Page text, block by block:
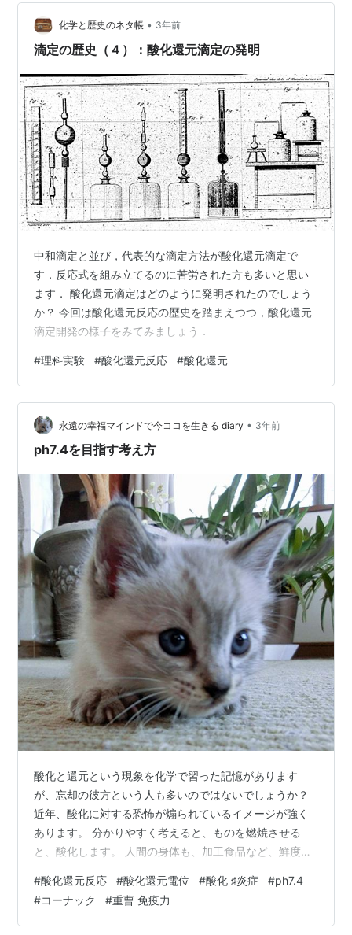
化学と歴史のネタ帳 • 3年前
滴定の歴史（４）：酸化還元滴定の発明
中和滴定と並び，代表的な滴定方法が酸化還元滴定で
す．反応式を組み立てるのに苦労された方も多いと思い
ます． 酸化還元滴定はどのように発明されたのでしょう
か？ 今回は酸化還元反応の歴史を踏まえつつ，酸化還元
滴定開発の様子をみてみましょう．
#理科実験 #酸化還元反応 #酸化還元
永遠の幸福マインドで今ココを生きる diary • 3年前
ph7.4を目指す考え方
酸化と還元という現象を化学で習った記憶があります
が、忘却の彼方という人も多いのではないでしょうか？
近年、酸化に対する恐怖が煽られているイメージが強く
あります。 分かりやすく考えると、ものを燃焼させる
と、酸化します。 人間の身体も、加工食品など、鮮度が
化してくると、未病だった症状が、顕在化するという説
明もあります。 酸化還元電位計と言うモノがあります。
酸化還元電位計の電極で水をかきまぜながら計測するの
#酸化還元反応 #酸化還元電位 #酸化 ♯炎症 #ph7.4
#コーナック #重曹 免疫力